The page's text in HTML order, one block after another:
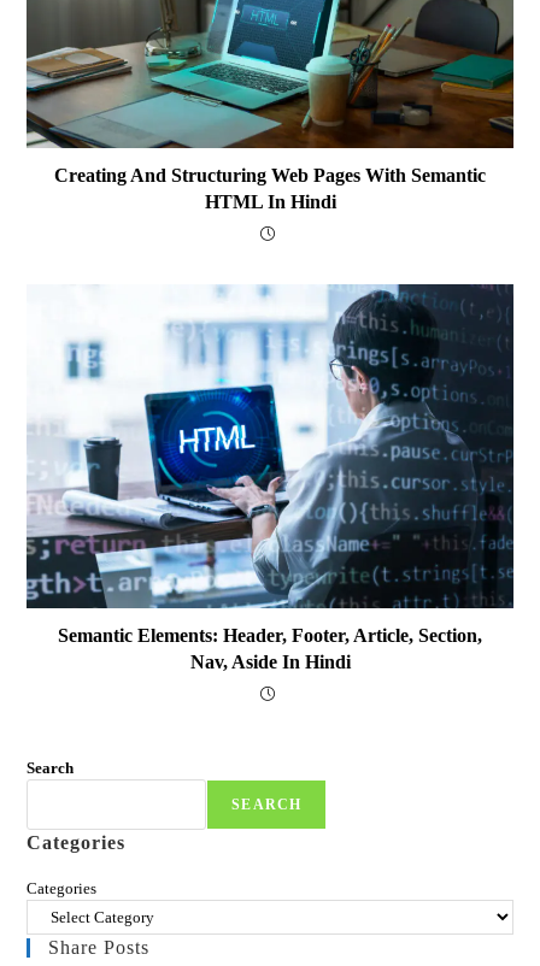
Creating And Structuring Web Pages With Semantic
HTML In Hindi
Semantic Elements: Header, Footer, Article, Section,
Nav, Aside In Hindi
Search
SEARCH
Categories
Categories
Share Posts